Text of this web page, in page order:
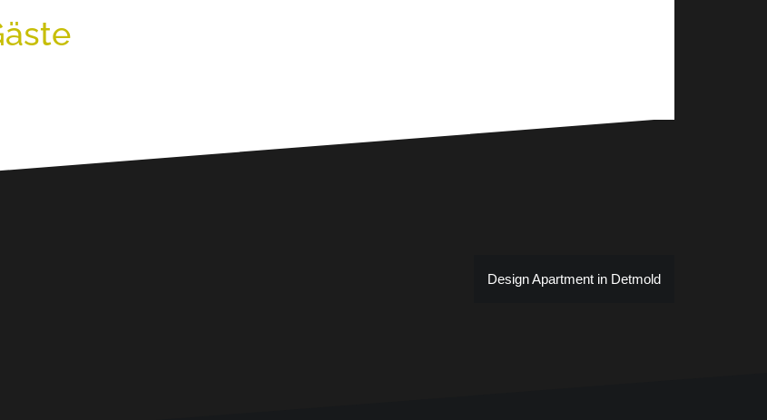
Design Apartment in Detmold